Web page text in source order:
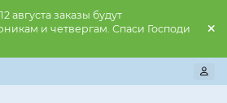
августа заказы будут
и четвергам. Спаси Господи